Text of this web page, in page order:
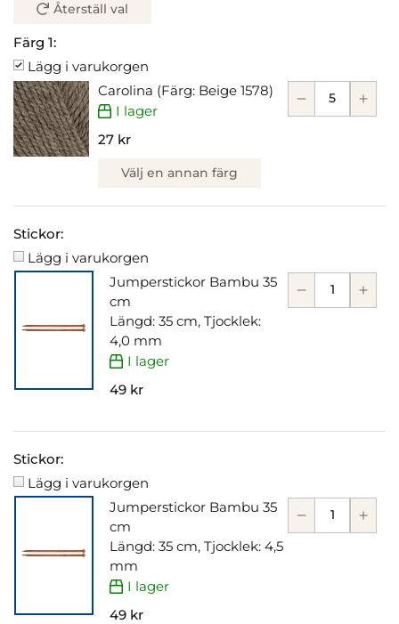
Återställ val
Färg 1:
Lägg i varukorgen
Carolina (Färg: Beige 1578)
I lager
27 kr
Välj en annan färg
Stickor:
Lägg i varukorgen
Jumperstickor Bambu 35
cm
Längd: 35 cm, Tjocklek:
4,0 mm
I lager
49 kr
Stickor:
Lägg i varukorgen
Jumperstickor Bambu 35
cm
Längd: 35 cm, Tjocklek: 4,5
mm
I lager
49 kr